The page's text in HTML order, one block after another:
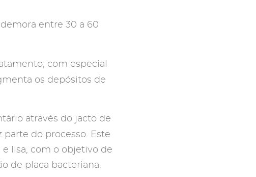
entre 30 a 60
com especial
os depósitos de
através do jacto de
parte do processo. Este
lisa, com o objetivo de
de placa bacteriana.